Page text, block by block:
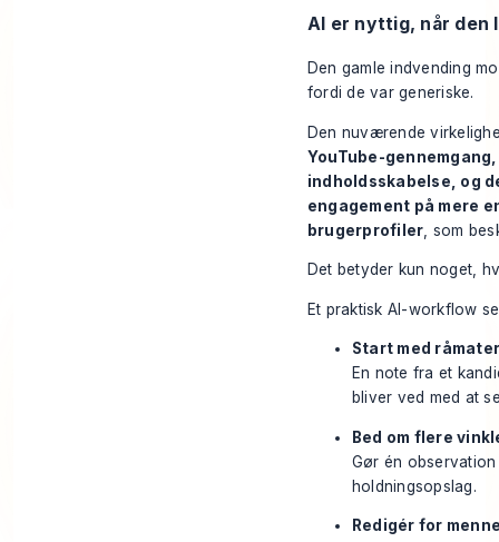
AI er nyttig, når den
Den gamle indvending
fordi de var generiske.
Den nuværende
YouTube-
indholdsskabelse, og
engagement på mere
brugerprofiler , som
Det betyder kun noget,
Et praktisk AI-workflow
Start med
En note fra et
bliver ved med at
Bed om flere
Gør én
holdningsopslag.
Redigér for